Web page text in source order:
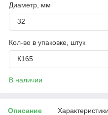
Диаметр, мм
32
Кол-во в упаковке, штук
К165
В наличии
Описание Характеристики